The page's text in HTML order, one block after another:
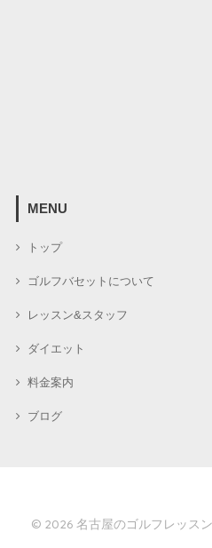
MENU
トップ
ゴルフバセットについて
レッスン&スタッフ
ダイエット
料金案内
ブログ
© 2026 名古屋のゴルフレッス